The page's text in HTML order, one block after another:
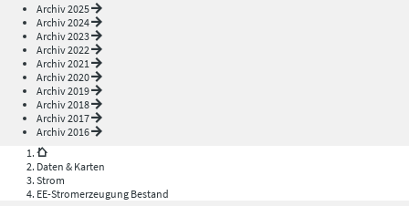
Archiv 2025
Archiv 2024
Archiv 2023
Archiv 2022
Archiv 2021
Archiv 2020
Archiv 2019
Archiv 2018
Archiv 2017
Archiv 2016
Daten & Karten
Strom
EE-Stromerzeugung Bestand